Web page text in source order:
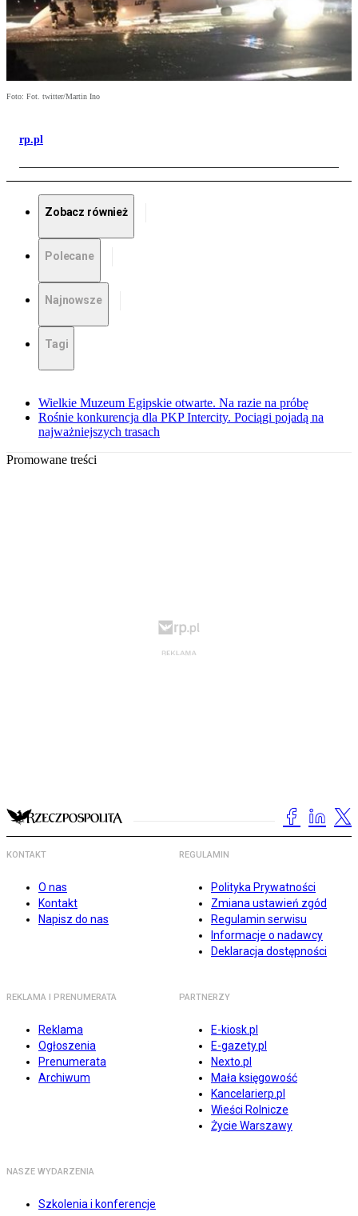
Foto: Fot. twitter/Martin Ino
rp.pl
Zobacz również
Polecane
Najnowsze
Tagi
Wielkie Muzeum Egipskie otwarte. Na razie na próbę
Rośnie konkurencja dla PKP Intercity. Pociągi pojadą na
najważniejszych trasach
Promowane treści
KONTAKT
O nas
Kontakt
Napisz do nas
REGULAMIN
Polityka Prywatności
Zmiana ustawień zgód
Regulamin serwisu
Informacje o nadawcy
Deklaracja dostępności
REKLAMA I PRENUMERATA
Reklama
Ogłoszenia
Prenumerata
Archiwum
PARTNERZY
E-kiosk.pl
E-gazety.pl
Nexto.pl
Mała księgowość
Kancelarierp.pl
Wieści Rolnicze
Życie Warszawy
NASZE WYDARZENIA
Szkolenia i konferencje